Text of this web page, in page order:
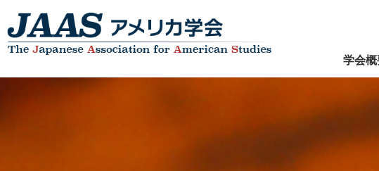
学会